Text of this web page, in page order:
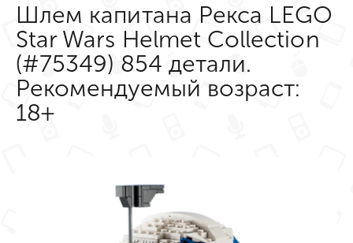
Шлем капитана Рекса LEGO
Star Wars Helmet Collection
(#75349) 854 детали.
Рекомендуемый возраст:
18+